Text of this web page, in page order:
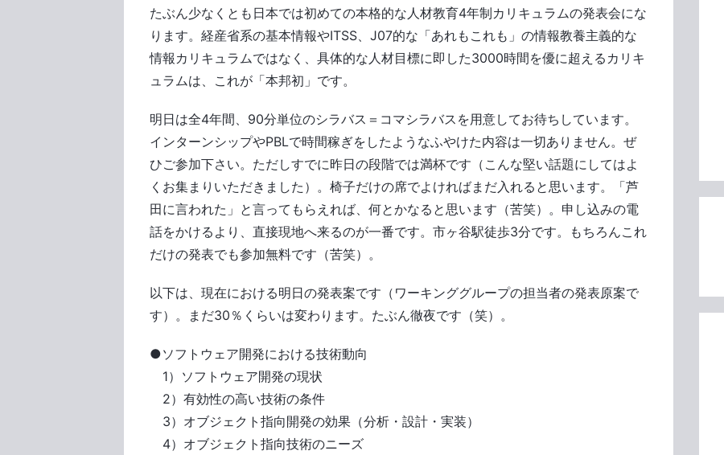
たぶん少なくとも日本では初めての本格的な人材教育4年制カリキュラムの発表会にな
ります。経産省系の基本情報やITSS、J07的な「あれもこれも」の情報教養主義的な
情報カリキュラムではなく、具体的な人材目標に即した3000時間を優に超えるカリキ
ュラムは、これが「本邦初」です。
明日は全4年間、90分単位のシラバス＝コマシラバスを用意してお待ちしています。
インターンシップやPBLで時間稼ぎをしたようなふやけた内容は一切ありません。ぜ
ひご参加下さい。ただしすでに昨日の段階では満杯です（こんな堅い話題にしてはよ
くお集まりいただきました）。椅子だけの席でよければまだ入れると思います。「芦
田に言われた」と言ってもらえれば、何とかなると思います（苦笑）。申し込みの電
話をかけるより、直接現地へ来るのが一番です。市ヶ谷駅徒歩3分です。もちろんこれ
だけの発表でも参加無料です（苦笑）。
以下は、現在における明日の発表案です（ワーキンググループの担当者の発表原案で
す）。まだ30％くらいは変わります。たぶん徹夜です（笑）。
●ソフトウェア開発における技術動向
1）ソフトウェア開発の現状
2）有効性の高い技術の条件
3）オブジェクト指向開発の効果（分析・設計・実装）
4）オブジェクト指向技術のニーズ